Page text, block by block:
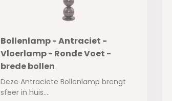
Bollenlamp - Antraciet -
Vloerlamp - Ronde Voet -
brede bollen
Deze Antraciete Bollenlamp brengt
sfeer in huis....